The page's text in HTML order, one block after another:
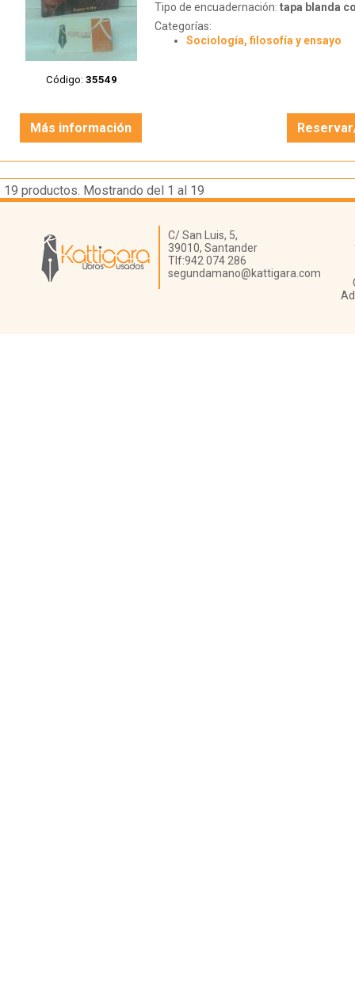
Código: 35549
Tipo de encuadernación: tapa blanda
Categorías:
Sociología, filosofía y ensayo
Más información
19 productos. Mostrando del 1 al 19
Librería Kattigara
C/ San Luis, 5,
39010, Santander
Tlf:942 074 286
segundamano@kattigara.com